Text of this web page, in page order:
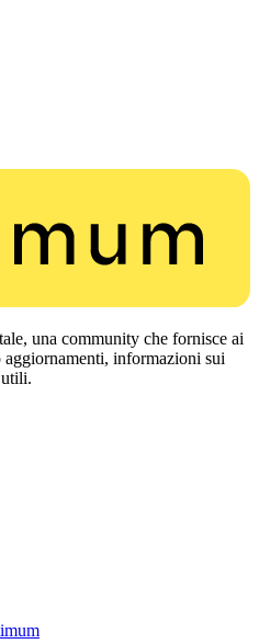
una community che fornisce ai
informazioni sui